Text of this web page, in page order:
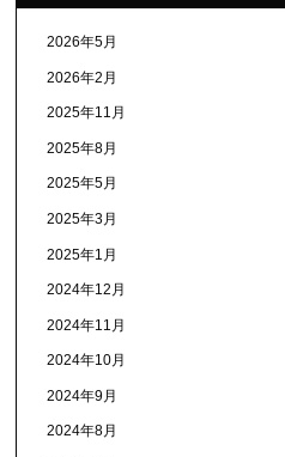
2026年5月
2026年2月
2025年11月
2025年8月
2025年5月
2025年3月
2025年1月
2024年12月
2024年11月
2024年10月
2024年9月
2024年8月